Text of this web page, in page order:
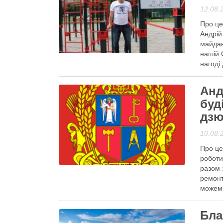
Вибори
Про це
нашій
Активісти району
Про це
разом